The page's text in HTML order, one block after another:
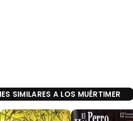
SIMILARES A LOS MUÉRTIMER